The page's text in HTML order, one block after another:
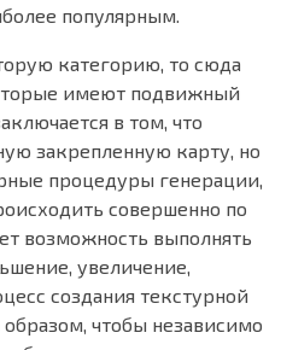
популярным.
категорию, то сюда
имеют подвижный
в том, что
закрепленную карту, но
процедуры генерации,
совершенно по
возможность выполнять
увеличение,
создания текстурной
чтобы независимо